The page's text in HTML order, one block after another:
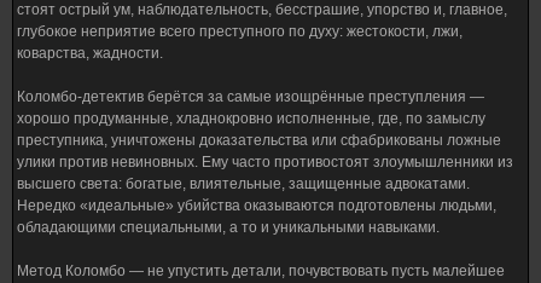
стоят острый ум, наблюдательность, бесстрашие, упорство и, главное,
глубокое неприятие всего преступного по духу: жестокости, лжи,
коварства, жадности.
Коломбо-детектив берётся за самые изощрённые преступления —
хорошо продуманные, хладнокровно исполненные, где, по замыслу
преступника, уничтожены доказательства или сфабрикованы ложные
улики против невиновных. Ему часто противостоят злоумышленники из
высшего света: богатые, влиятельные, защищенные адвокатами.
Нередко «идеальные» убийства оказываются подготовлены людьми,
обладающими специальными, а то и уникальными навыками.
Метод Коломбо — не упустить детали, почувствовать пусть малейшее